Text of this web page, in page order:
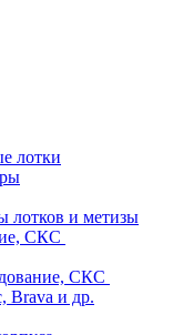
лотки
лотков и метизы
СКС
СКС
Brava и др.